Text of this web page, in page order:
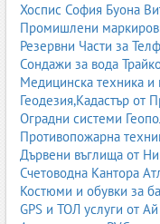
Хоспис София Буона
Промишлени
Резервни Части за
Сондажи за вода
Медицинска техника
Геодезия,Кадастър от
Оградни системи
Противопожарна
Дървени въглища от
Счетоводна Кантора
Костюми и обувки за
GPS и ТОЛ услуги от